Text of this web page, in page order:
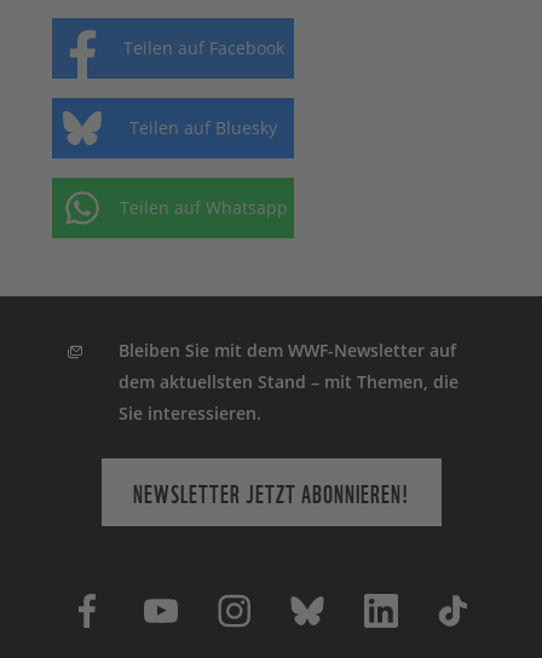
Teilen auf Facebook
Teilen auf Bluesky
Teilen auf Whatsapp
Bleiben Sie mit dem WWF-Newsletter auf
dem aktuellsten Stand – mit Themen, die
Sie interessieren.
NEWSLETTER JETZT ABONNIEREN!